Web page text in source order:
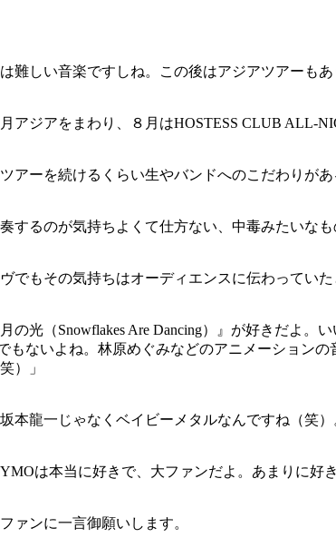
しい音楽ですしね。この後はアジアツアーもあ
アジアをまわり、８月はHOSTESS CLUB ALL-
ーを続けるくらい生やバンドへのこだわりがあ
するのが気持ちよくて仕方ない、中毒みたいな
もその気持ちはオーディエンスに伝わってい
の光（Snowflakes Are Dancing）』が好きだよ
でもないよね。林原めぐみなどのアニメーショ
）」
龍一じゃなくベイビーメタルなんですね（笑）
は本当に好きで、大ファンだよ。あまりに好
ンに一言御願いします。